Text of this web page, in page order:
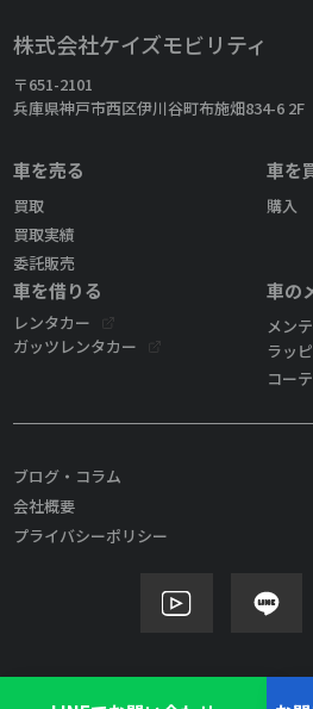
株式会社ケイズモビリティ
〒651-2101
兵庫県神戸市西区伊川谷町布施畑834-6 2F
車を売る
買取
買取実績
委託販売
車を
購入
車を借りる
レンタカー
ガッツレンタカー
車の
メン
ラッ
コー
ブログ・コラム
会社概要
プライバシーポリシー